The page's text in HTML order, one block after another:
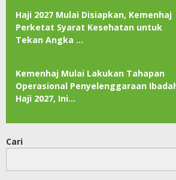
Haji 2027 Mulai Disiapkan, Kemenhaj
Perketat Syarat Kesehatan untuk
Tekan Angka …
Kemenhaj Mulai Lakukan Tahapan
Operasional Penyelenggaraan
Haji 2027, Ini…
Cari